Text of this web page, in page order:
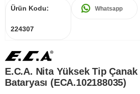
Ürün Kodu:
224307
Whatsapp
E.C.A. Nita Yüksek Tip
Bataryası (ECA.102188035)